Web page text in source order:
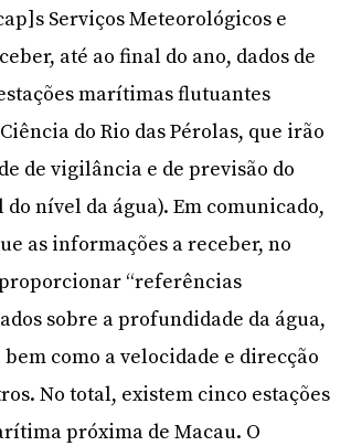
Serviços Meteorológicos e
até ao final do ano, dados de
marítimas flutuantes
do Rio das Pérolas, que irão
de vigilância e de previsão do
nível da água). Em comunicado,
as informações a receber, no
“referências
sobre a profundidade da água,
como a velocidade e direcção
No total, existem cinco estações
próxima de Macau. O